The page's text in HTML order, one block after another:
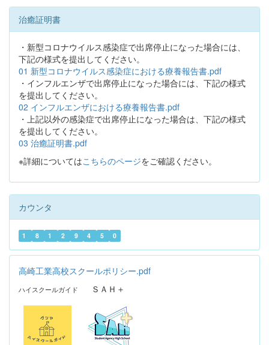
治癒証明書
・新型コロナウイルス感染症で出席停止になった場合には、
下記の様式を提出してください。
01 新型コロナウイルス感染症における療養報告書.pdf
・インフルエンザで出席停止になった場合には、下記の様式
を提出してください。
02 インフルエンザにおける療養報告書.pdf
・上記以外の感染症で出席停止になった場合は、下記の様式
を提出してください。
03 治癒証明書.pdf
※詳細についてはこちらのページをご確認ください。
カウンタ
1 8 1 2 9 4 5 0
高崎工業高校スクールポリシー.pdf
ハイスクールガイド ＳＡＨ＋